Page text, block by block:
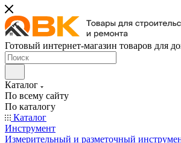
Готовый интернет-магазин товаров для
Каталог
По всему сайту
По каталогу
Каталог
Инструмент
Измерительный и разметочный